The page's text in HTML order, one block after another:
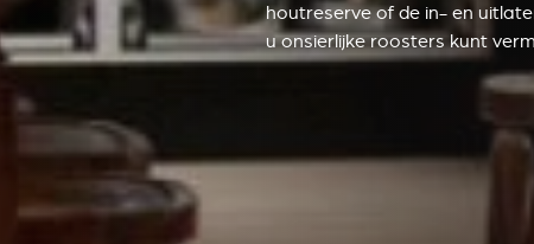
houtreserve of de in- en
u onsierlijke roosters kunt